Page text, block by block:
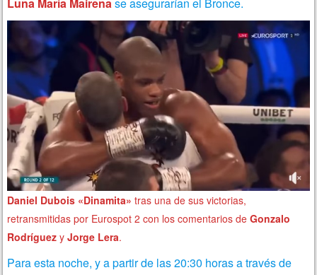
Daniel Dubois «Dinamita» tras una de sus victorias,
retransmitidas por Eurospot 2 con los comentarios deGonzalo
Rodríguez yJorge Lera.
Para esta noche, y a partir de las 20:30 horas a través de